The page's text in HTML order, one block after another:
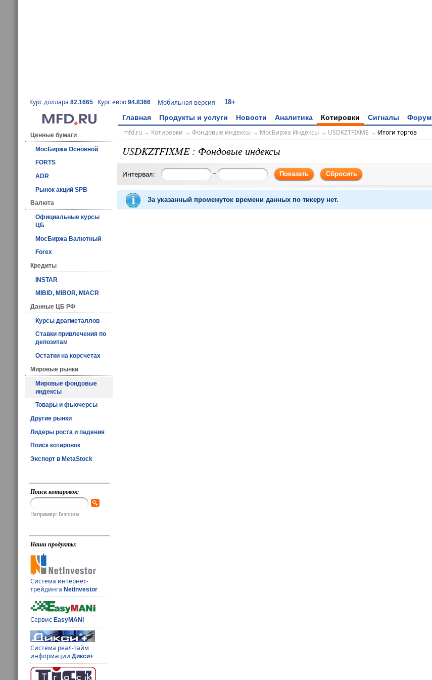
Курс доллара 82.1665 Курс евро 94.8366 Мобильная версия 18+
Главная Продукты и услуги Новости Аналитика Котировки Сигналы Форум
Ценные бумаги
МосБиржа Основной
FORTS
ADR
Рынок акций SPB
Валюта
Официальные курсы
ЦБ
МосБиржа Валютный
Forex
Кредиты
INSTAR
MIBID, MIBOR, MIACR
Данные ЦБ РФ
Курсы драгметаллов
Ставки привлечения по
депозитам
Остатки на корсчетах
Мировые рынки
Мировые фондовые
индексы
Товары и фьючерсы
Другие рынки
Лидеры роста и падения
Поиск котировок
Экспорт в MetaStock
Поиск котировок:
Например: Газпром
Наши продукты:
Система интернет-
трейдингаNetInvestor
СервисEasyMANi
Система реал-тайм
информацииДикси+
mfd.ru→ Котировки → Фондовые индексы→ МосБиржа Индексы→ USDKZTFIXME → Итоги торгов
USDKZTFIXME : Фондовые индексы
Интервал: – Показать Сбросить
За указанный промежуток времени данных по тикеру нет.